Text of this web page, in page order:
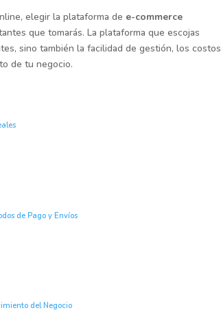
elegir la plataforma de e-commerce
que tomarás. La plataforma que escojas
sino también la facilidad de gestión, los costos
de tu negocio.
de Pago y Envíos
del Negocio